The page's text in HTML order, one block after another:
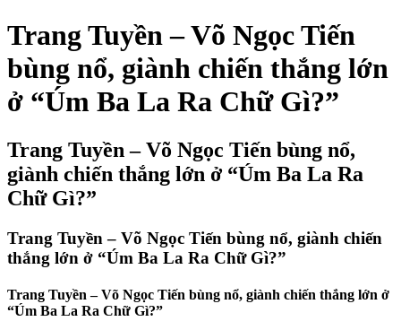
Trang Tuyền – Võ Ngọc Tiến
bùng nổ, giành chiến thắng lớn
ở “Úm Ba La Ra Chữ Gì?”
Trang Tuyền – Võ Ngọc Tiến bùng nổ,
giành chiến thắng lớn ở “Úm Ba La Ra
Chữ Gì?”
Trang Tuyền – Võ Ngọc Tiến bùng nổ, giành chiến
thắng lớn ở “Úm Ba La Ra Chữ Gì?”
Trang Tuyền – Võ Ngọc Tiến bùng nổ, giành chiến thắng lớn ở
“Úm Ba La Ra Chữ Gì?”